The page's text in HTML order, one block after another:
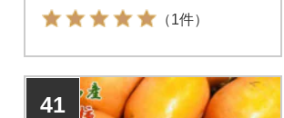
てお届けします。
（1件）
41